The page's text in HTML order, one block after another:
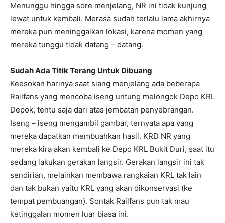
Menunggu hingga sore menjelang, NR ini tidak kunjung
lewat untuk kembali. Merasa sudah terlalu lama akhirnya
mereka pun meninggalkan lokasi, karena momen yang
mereka tunggu tidak datang – datang.
Sudah Ada Titik Terang Untuk Dibuang
Keesokan harinya saat siang menjelang ada beberapa
Railfans yang mencoba iseng untung melongok Depo KRL
Depok, tentu saja dari atas jembatan penyebrangan.
Iseng – iseng mengambil gambar, ternyata apa yang
mereka dapatkan membuahkan hasil. KRD NR yang
mereka kira akan kembali ke Depo KRL Bukit Duri, saat itu
sedang lakukan gerakan langsir. Gerakan langsir ini tak
sendirian, melainkan membawa rangkaian KRL tak lain
dan tak bukan yaitu KRL yang akan dikonservasi (ke
tempat pembuangan). Sontak Railfans pun tak mau
ketinggalan momen luar biasa ini.